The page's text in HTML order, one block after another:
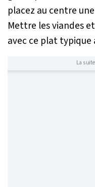
placez au centre
Mettre les viandes
avec ce plat typique
La